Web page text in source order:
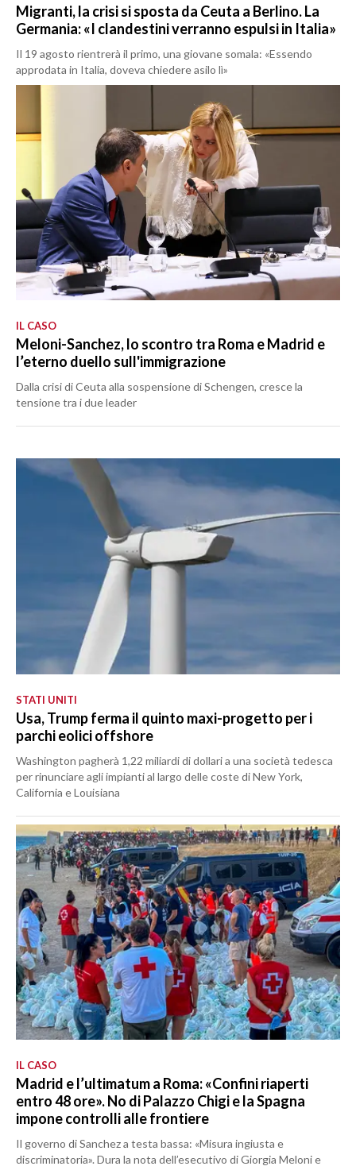
Migranti, la crisi si sposta da Ceuta a Berlino. La
Germania: «I clandestini verranno espulsi in Italia»
Il 19 agosto rientrerà il primo, una giovane somala: «Essendo
approdata in Italia, doveva chiedere asilo lì»
IL CASO
Meloni-Sanchez, lo scontro tra Roma e Madrid e
l’eterno duello sull'immigrazione
Dalla crisi di Ceuta alla sospensione di Schengen, cresce la
tensione tra i due leader
STATI UNITI
Usa, Trump ferma il quinto maxi-progetto per i
parchi eolici offshore
Washington pagherà 1,22 miliardi di dollari a una società tedesca
per rinunciare agli impianti al largo delle coste di New York,
California e Louisiana
IL CASO
Madrid e l’ultimatum a Roma: «Confini riaperti
entro 48 ore». No di Palazzo Chigi e la Spagna
impone controlli alle frontiere
Il governo di Sanchez a testa bassa: «Misura ingiusta e
discriminatoria». Dura la nota dell’esecutivo di Giorgia Meloni e